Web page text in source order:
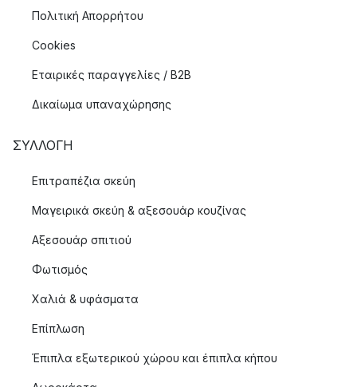
Πολιτική Απορρήτου
Cookies
Εταιρικές παραγγελίες / B2B
Δικαίωμα υπαναχώρησης
ΣΥΛΛΟΓΉ
Επιτραπέζια σκεύη
Μαγειρικά σκεύη & αξεσουάρ κουζίνας
Αξεσουάρ σπιτιού
Φωτισμός
Χαλιά & υφάσματα
Επίπλωση
Έπιπλα εξωτερικού χώρου και έπιπλα κήπου